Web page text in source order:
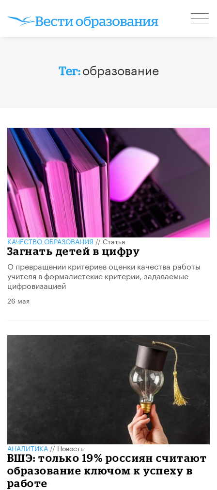
Тег:образование
КАЧЕСТВО ОБРАЗОВАНИЯ//Статья
Загнать детей в цифру
О превращении критериев оценки качества работы
учителя в формалистские критерии, задаваемые
цифровизацией
26 мая
АНАЛИТИКА//Новость
ВШЭ: только 19% россиян считают
образование ключом к успеху в
работе